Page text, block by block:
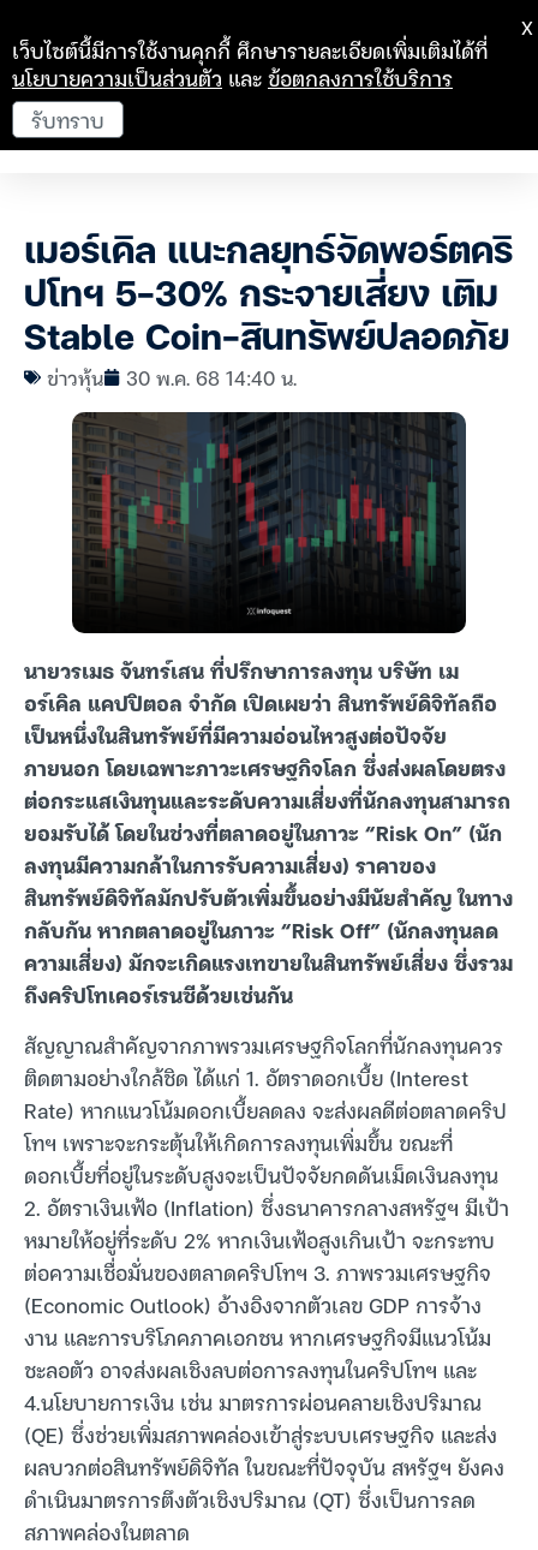
เมอร์เคิล แนะกลยุทธ์จัดพอร์ตคริ
ปโทฯ 5-30% กระจายเสี่ยง เติม
Stable Coin-สินทรัพย์ปลอดภัย
ข่าวหุ้น 30 พ.ค. 68 14:40 น.
นายวรเมธ จันทร์เสน ที่ปรึกษาการลงทุน บริษัท เม
อร์เคิล แคปปิตอล จำกัด เปิดเผยว่า สินทรัพย์ดิจิทัลถือ
เป็นหนึ่งในสินทรัพย์ที่มีความอ่อนไหวสูงต่อปัจจัย
ภายนอก โดยเฉพาะภาวะเศรษฐกิจโลก ซึ่งส่งผลโดยตรง
ต่อกระแสเงินทุนและระดับความเสี่ยงที่นักลงทุนสามารถ
ยอมรับได้ โดยในช่วงที่ตลาดอยู่ในภาวะ “Risk On” (นัก
ลงทุนมีความกล้าในการรับความเสี่ยง) ราคาของ
สินทรัพย์ดิจิทัลมักปรับตัวเพิ่มขึ้นอย่างมีนัยสำคัญ ในทาง
กลับกัน หากตลาดอยู่ในภาวะ “Risk Off” (นักลงทุนลด
ความเสี่ยง) มักจะเกิดแรงเทขายในสินทรัพย์เสี่ยง ซึ่งรวม
ถึงคริปโทเคอร์เรนซีด้วยเช่นกัน
สัญญาณสำคัญจากภาพรวมเศรษฐกิจโลกที่นักลงทุนควร
ติดตามอย่างใกล้ชิด ได้แก่ 1. อัตราดอกเบี้ย (Interest
Rate) หากแนวโน้มดอกเบี้ยลดลง จะส่งผลดีต่อตลาดคริป
โทฯ เพราะจะกระตุ้นให้เกิดการลงทุนเพิ่มขึ้น ขณะที่
ดอกเบี้ยที่อยู่ในระดับสูงจะเป็นปัจจัยกดดันเม็ดเงินลงทุน
2. อัตราเงินเฟ้อ (Inflation) ซึ่งธนาคารกลางสหรัฐฯ มีเป้า
หมายให้อยู่ที่ระดับ 2% หากเงินเฟ้อสูงเกินเป้า จะกระทบ
ต่อความเชื่อมั่นของตลาดคริปโทฯ 3. ภาพรวมเศรษฐกิจ
(Economic Outlook) อ้างอิงจากตัวเลข GDP การจ้าง
งาน และการบริโภคภาคเอกชน หากเศรษฐกิจมีแนวโน้ม
ชะลอตัว อาจส่งผลเชิงลบต่อการลงทุนในคริปโทฯ และ
4.นโยบายการเงิน เช่น มาตรการผ่อนคลายเชิงปริมาณ
(QE) ซึ่งช่วยเพิ่มสภาพคล่องเข้าสู่ระบบเศรษฐกิจ และส่ง
ผลบวกต่อสินทรัพย์ดิจิทัล ในขณะที่ปัจจุบัน สหรัฐฯ ยังคง
ดำเนินมาตรการตึงตัวเชิงปริมาณ (QT) ซึ่งเป็นการลด
สภาพคล่องในตลาด
เว็บไซต์นี้มีการใช้งานคุกกี้ ศึกษารายละเอียดเพิ่มเติมได้ที่
นโยบายความเป็นส่วนตัว และข้อตกลงการใช้บริการ
รับทราบ
X